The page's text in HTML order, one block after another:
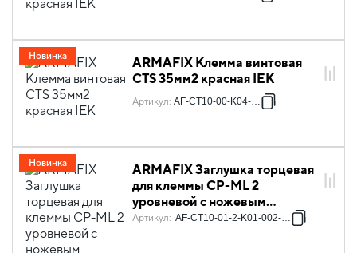
ARMAFIX Клемма винтовая
CTS 35мм2 красная IEK
Артикул: AF-CT10-00-K04-035
Новинка
ARMAFIX Заглушка торцевая
для клеммы CP-ML 2
уровневой с ножевым
размыкателем 2,5мм2 серая
Артикул: AF-CT10-01-2-K01-002-ZGL
Новинка